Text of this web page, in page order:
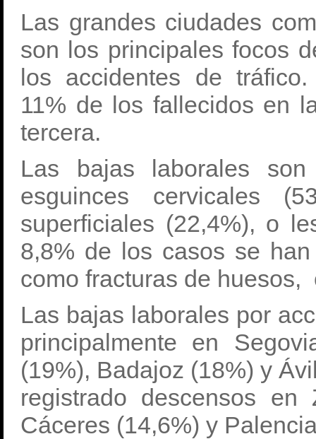
Las grandes ciudades
son los principales focos
los accidentes de
11% de los fallecidos en
tercera.
Las bajas laborales
esguinces cervicales
superficiales (22,4%), o
8,8% de los casos se
como fracturas de huesos,
Las bajas laborales por
principalmente en
(19%), Badajoz (18%) y
registrado descensos en
Cáceres (14,6%) y